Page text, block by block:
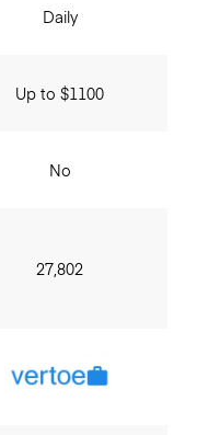
Daily
Up to $1100
No
27,802